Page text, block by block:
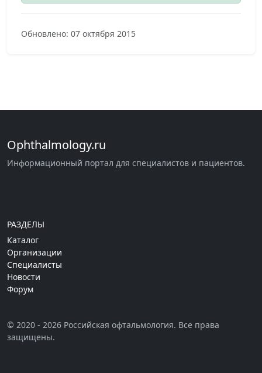
Обновлено: 07 октября 2015
Ophthalmology.ru
Информационный портал для специалистов и пациентов.
РАЗДЕЛЫ
Каталог
Организации
Специалисты
Новости
Форум
© 2020 - 2026 Российская офтальмология. Все права
защищены.